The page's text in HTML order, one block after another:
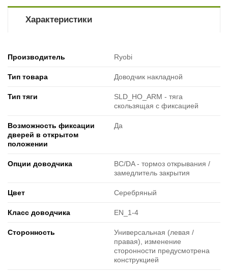
Характеристики
Производитель Ryobi
Тип товара Доводчик накладной
Тип тяги
SLD_HO_ARM - тяга
скользящая с фиксацией
Возможность фиксации
дверей в открытом
положении
Да
Опции доводчика
BC/DA - тормоз открывания /
замедлитель закрытия
Цвет Серебряный
Класс доводчика EN_1-4
Cторонность
Универсальная (левая /
правая), изменение
сторонности предусмотрена
конструкцией